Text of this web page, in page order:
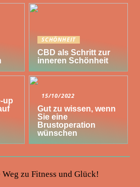
SCHÖNHEIT
CBD als Schritt zur
inneren Schönheit
up
15/10/2022
Gut zu wissen, wenn
Sie eine
Brustoperation
wünschen
zu Fitness und Glück!